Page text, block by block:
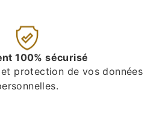
100% sécurisé
protection de vos données